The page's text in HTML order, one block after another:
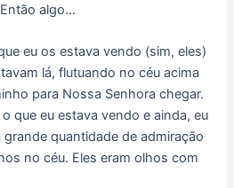
algo…
eu os estava vendo (sim, eles)
lá, flutuando no céu acima
para Nossa Senhora chegar.
que eu estava vendo e ainda, eu
quantidade de admiração
no céu. Eles eram olhos com